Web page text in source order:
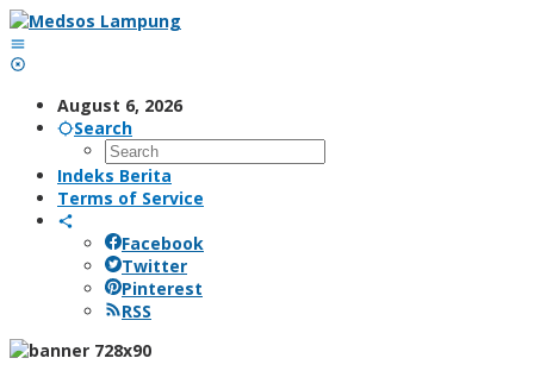
Skip
to
content
August 6, 2026
Search
Indeks Berita
Terms of Service
Facebook
Twitter
Pinterest
RSS